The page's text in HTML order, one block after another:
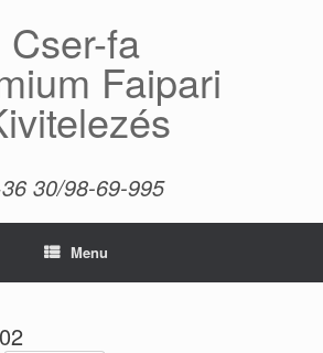
Cser-fa
Faipari
30/98-69-995
Menu